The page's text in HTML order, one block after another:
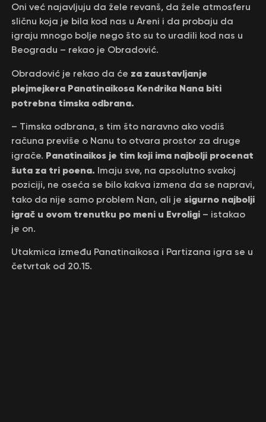
Oni već najavljuju da žele revanš, da žele atmosferu
sličnu koja je bila kod nas u Areni i da probaju da
igraju mnogo bolje nego što su to uradili kod nas u
Beogradu – rekao je Obradović.
Obradović je rekao da će za zaustavljanje
plejmejkera Panatinaikosa Kendrika Nana biti
potrebna timska odbrana.
– Timska odbrana, s tim što naravno ako vodiš
računa previše o Nanu to otvara prostor za druge
igrače. Panatinaikos je tim koji ima najbolji procenat
šuta za tri poena. Imaju sve, na apsolutno svakoj
poziciji, ne oseća se bilo kakva izmena da se napravi,
tako da nije samo problem Nan, ali je sigurno najbolji
igrač u ovom trenutku po meni u Evroligi – istakao
je on.
Utakmica između Panatinaikosa i Partizana igra se u
četvrtak od 20.15.